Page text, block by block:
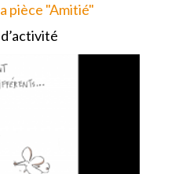
pièce "Amitié"